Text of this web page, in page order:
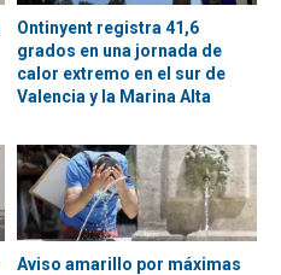
Ontinyent registra 41,6
grados en una jornada de
calor extremo en el sur de
Valencia y la Marina Alta
Aviso amarillo por máximas